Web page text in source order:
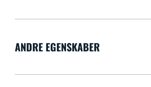
ANDRE EGENSKABER